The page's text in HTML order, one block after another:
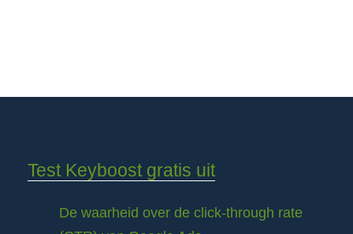
Test Keyboost gratis uit
De waarheid over de click-through rate